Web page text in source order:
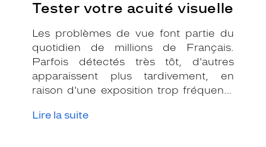
Tester votre acuité visuelle
Les problèmes de vue font partie du
quotidien de millions de Français.
Parfois détectés très tôt, d'autres
apparaissent plus tardivement, en
raison d'une exposition trop fréquente
ou d'un simple vieillissement de
Lire la suite